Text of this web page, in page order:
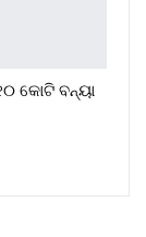
କୋଟି ବନ୍ୟା